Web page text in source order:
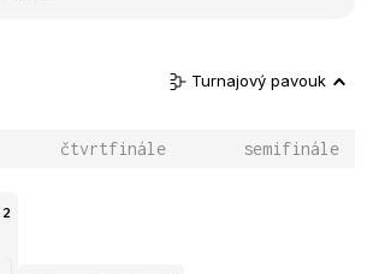
Turnajový pavouk
čtvrtfinále semifinále
2